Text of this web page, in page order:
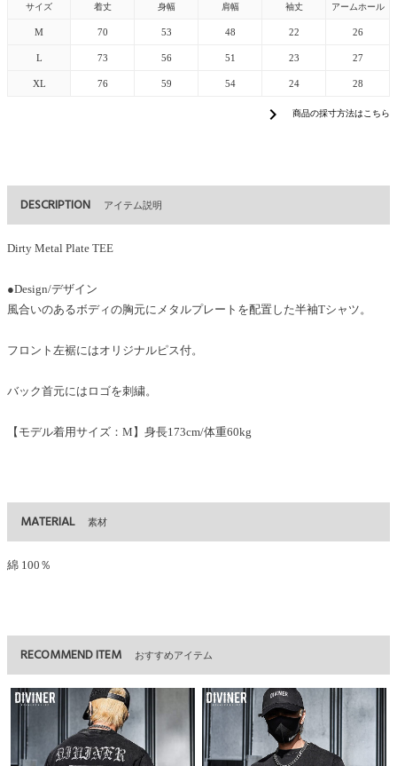
サイズ 着丈 身幅 肩幅 袖丈 アームホール
M 70 53 48 22 26
L 73 56 51 23 27
XL 76 59 54 24 28
chevron_right 商品の採寸方法はこちら
DESCRIPTION アイテム説明
Dirty Metal Plate TEE
●Design/デザイン
風合いのあるボディの胸元にメタルプレートを配置した半袖Tシャツ。
フロント左裾にはオリジナルピス付。
バック首元にはロゴを刺繍。
【モデル着用サイズ：M】身長173cm/体重60kg
MATERIAL 素材
綿 100％
RECOMMEND ITEM おすすめアイテム